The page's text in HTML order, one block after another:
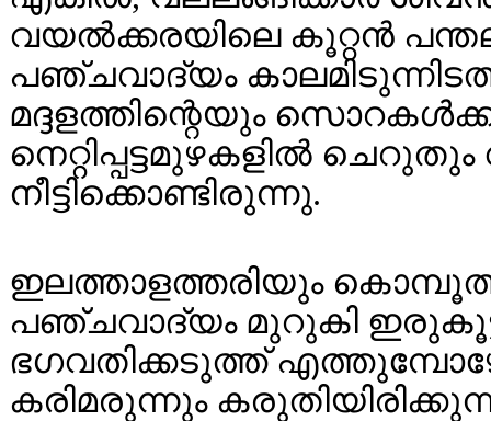
വയൽക്കരയിലെ കൂറ്റൻ
പഞ്ചവാദ്യം
മദ്ദളത്തിന്റെയും
നെറ്റിപ്പട്ടമുഴകളിൽ
നീട്ടിക്കൊണ്ടിരുന്നു.
ഇലത്താളത്തരിയും
പഞ്ചവാദ്യം മുറുകി
ഭഗവതിക്കടുത്ത്
കരിമരുന്നും